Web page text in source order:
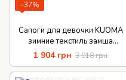
−37%
Сапоги для девочки KUOMA
зимние текстиль замша
PUTKIVARSI
1 904 грн 3 018 грн